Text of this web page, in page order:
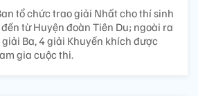
tổ chức trao giải Nhất cho thí sinh
từ Huyện đoàn Tiên Du; ngoài ra
Ba, 4 giải Khuyến khích được
gia cuộc thi.